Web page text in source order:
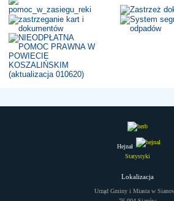
Hejnał
Statystyki
Lokalizacja
Urząd Gminy i Miasta w